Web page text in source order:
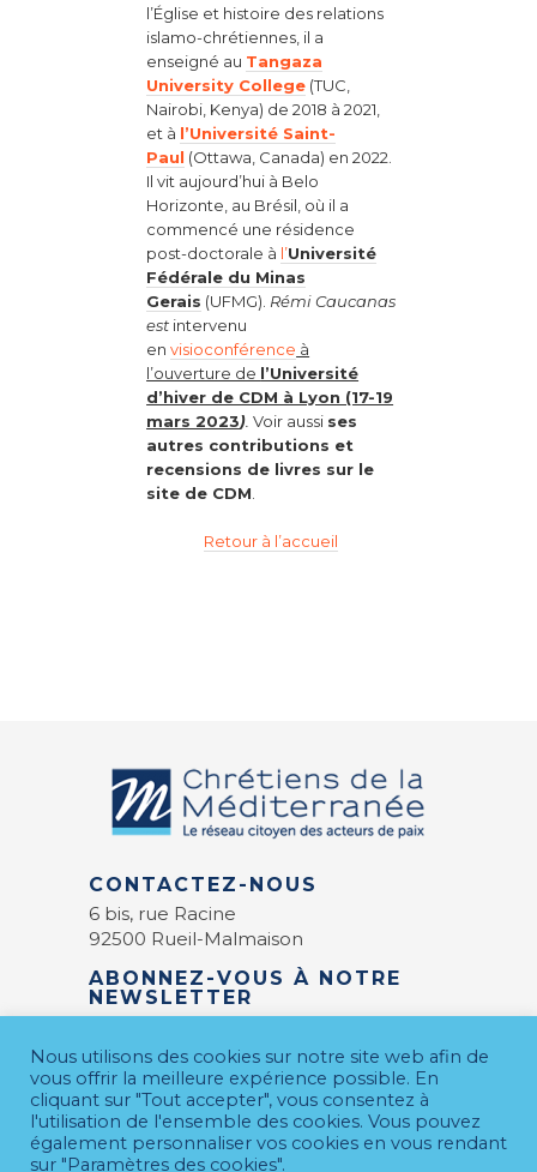
l’Église et histoire des relations
islamo-chrétiennes, il a
enseigné au Tangaza
University College (TUC,
Nairobi, Kenya) de 2018 à 2021,
et à l’Université Saint-
Paul (Ottawa, Canada) en 2022.
Il vit aujourd’hui à Belo
Horizonte, au Brésil, où il a
commencé une résidence
post-doctorale à l’Université
Fédérale du Minas
Gerais (UFMG). Rémi Caucanas
est intervenu
envisioconférence à
l’ouverture de l’Université
d’hiver de CDM à Lyon (17-19
mars 2023) Voir aussi ses
autres contributions et
recensions de livres sur le
site de CDM
Retour à l’accueil
CONTACTEZ-NOUS
6 bis, rue Racine
92500 Rueil-Malmaison
ABONNEZ-VOUS À NOTRE
NEWSLETTER
E-mail*
Nous utilisons des cookies sur notre site web afin de
vous offrir la meilleure expérience possible. En
cliquant sur "Tout accepter", vous consentez à
l'utilisation de l'ensemble des cookies. Vous pouvez
également personnaliser vos cookies en vous rendant
sur "Paramètres des cookies".